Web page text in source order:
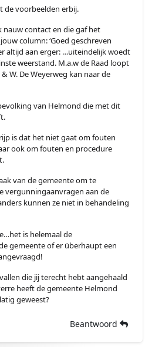
de voorbeelden erbij.
contact en die gaf het
column: ‘Goed geschreven
altijd aan erger: …uiteindelijk woedt
weerstand. M.a.w de Raad loopt
W. De Weyerweg kan naar de
van Helmond die met dit
is dat het niet gaat om fouten
ook om fouten en procedure
van de gemeente om te
vergunningaanvragen aan de
kunnen ze niet in behandeling
is helemaal de
gemeente of er überhaupt een
die jij terecht hebt aangehaald
heeft de gemeente Helmond
geweest?
Beantwoord